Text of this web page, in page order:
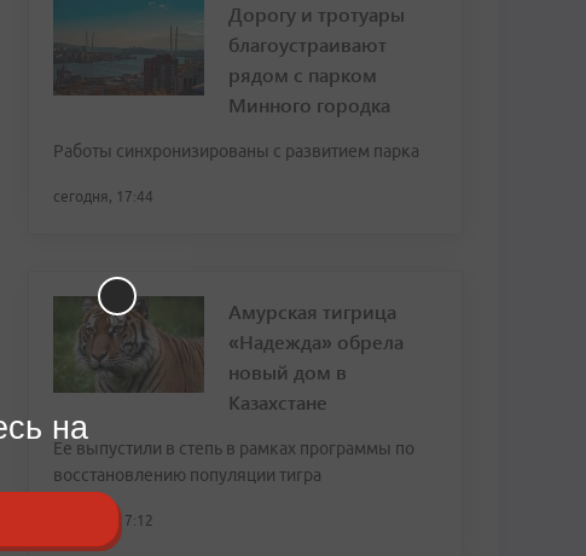
Дорогу и тротуары
благоустраивают
рядом с парком
Минного городка
Работы синхронизированы с развитием парка
сегодня, 17:44
Амурская тигрица
«Надежда» обрела
новый дом в
Казахстане
Ее выпустили в степь в рамках программы по
восстановлению популяции тигра
сегодня, 17:12
на